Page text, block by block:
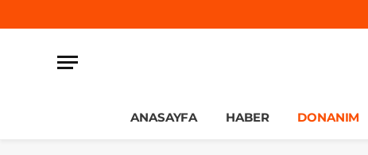
ANASAYFA HABER DONANIM